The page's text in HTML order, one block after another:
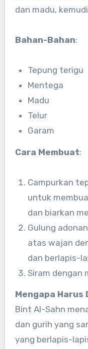
dan madu,
Bahan-Bahan:
Tepung terigu
Mentega
Madu
Telur
Garam
Cara Membuat:
Campurkan
untuk
dan biarkan
Gulung
atas wajan
dan berlapis-
Siram dengan
Mengapa Harus
Bint Al-Sahn
dan gurih yang
yang berlapis-